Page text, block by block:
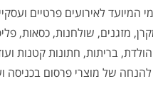
מזגנים, שולחנות, כסאות,
בריתות, חתונות קטנות
של מוצרי פרסום בכניסה